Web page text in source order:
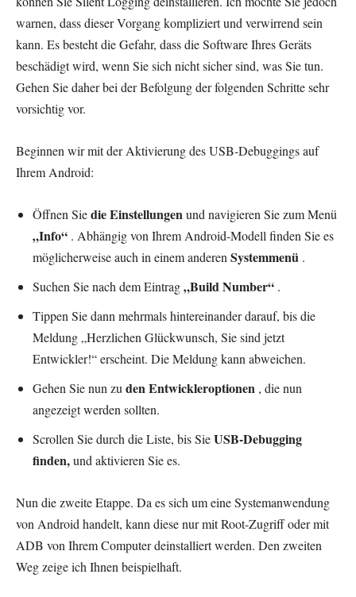
warnen, dass dieser Vorgang kompliziert und verwirrend sein
kann. Es besteht die Gefahr, dass die Software Ihres Geräts
beschädigt wird, wenn Sie sich nicht sicher sind, was Sie tun.
Gehen Sie daher bei der Befolgung der folgenden Schritte sehr
vorsichtig vor.
Beginnen wir mit der Aktivierung des USB-Debuggings auf
Ihrem Android:
Öffnen Siedie Einstellungenund navigieren Sie zum Menü
„Info“ . Abhängig von Ihrem Android-Modell finden Sie es
möglicherweise auch in einem anderenSystemmenü .
Suchen Sie nach dem Eintrag„Build Number“ .
Tippen Sie dann mehrmals hintereinander darauf, bis die
Meldung „Herzlichen Glückwunsch, Sie sind jetzt
Entwickler!“ erscheint. Die Meldung kann abweichen.
Gehen Sie nun zuden Entwickleroptionen , die nun
angezeigt werden sollten.
Scrollen Sie durch die Liste, bis SieUSB-Debugging
finden,und aktivieren Sie es.
Nun die zweite Etappe. Da es sich um eine Systemanwendung
von Android handelt, kann diese nur mit Root-Zugriff oder mit
ADB von Ihrem Computer deinstalliert werden. Den zweiten
Weg zeige ich Ihnen beispielhaft.